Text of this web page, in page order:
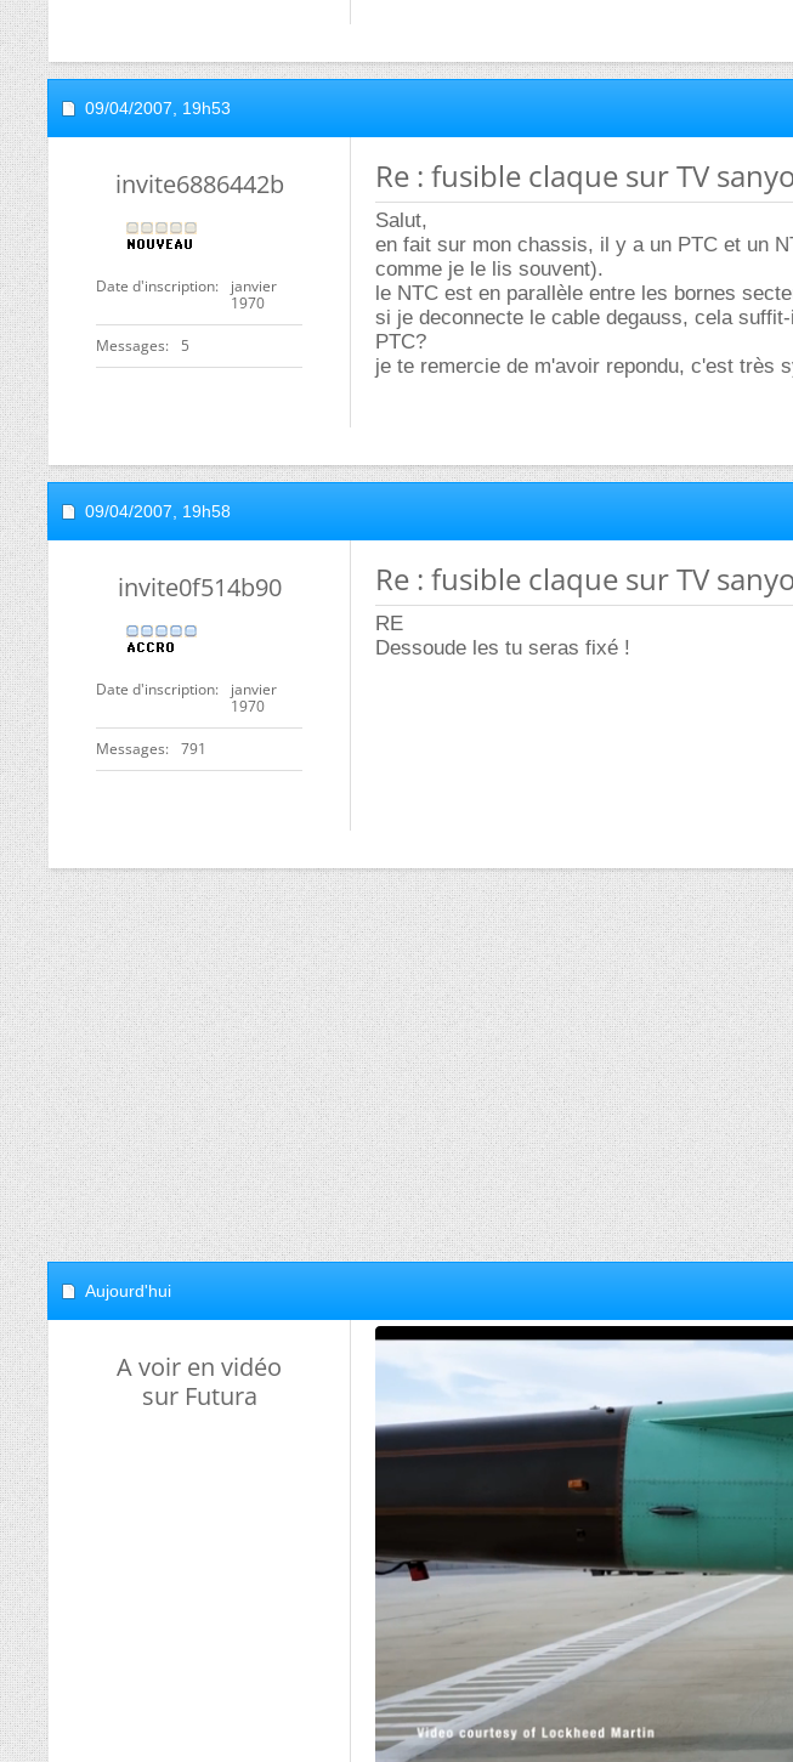
09/04/2007, 19h53
invite6886442b
Date d'inscription
janvier
1970
Messages 5
Re : fusible claque sur TV
Salut,
en fait sur mon chassis, il y a un PTC et un
comme je le lis souvent).
le NTC est en parallèle entre les bornes
si je deconnecte le cable degauss, cela
PTC?
je te remercie de m'avoir repondu, c'est très
09/04/2007, 19h58
invite0f514b90
Date d'inscription
janvier
1970
Messages 791
Re : fusible claque sur TV
RE
Dessoude les tu seras fixé !
Aujourd'hui
A voir en vidéo
sur Futura